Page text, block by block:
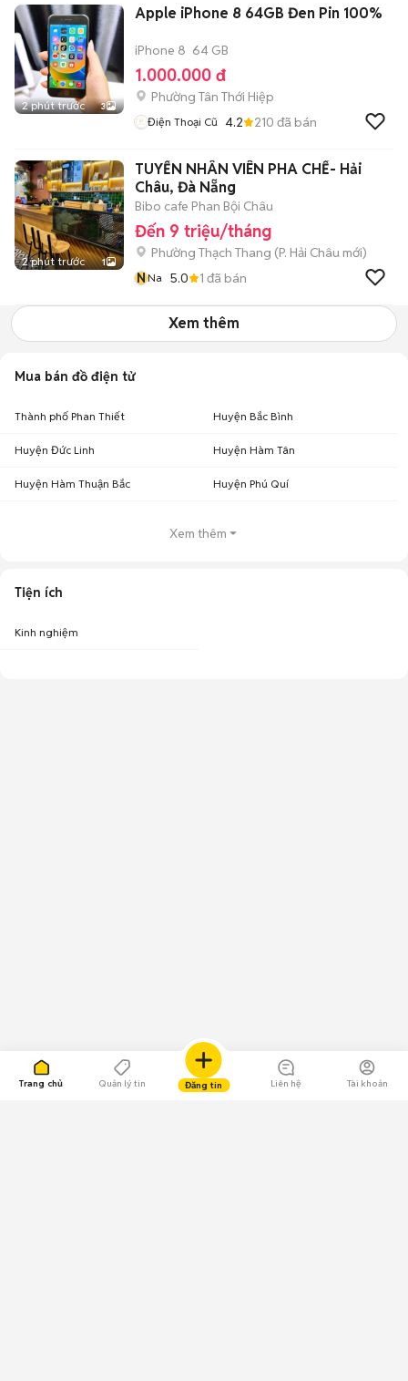
Trang chủ Quản lý tin Đăng tin Liên hệ Tài khoản
2 phút trước 3
Apple iPhone 8 64GB Đen Pin 100%
iPhone 8 64 GB
1.000.000 đ
Phường Tân Thới Hiệp
Điện Thoại Cũ 4.2 210 đã bán
2 phút trước 1
TUYỂN NHÂN VIÊN PHA CHẾ- Hải
Châu, Đà Nẵng
Bibo cafe Phan Bội Châu
Đến 9 triệu/tháng
Phường Thạch Thang (P. Hải Châu mới)
NNa 5.0 1 đã bán
Xem thêm
Mua bán đồ điện tử
Thành phố Phan Thiết Huyện Bắc Bình
Huyện Đức Linh Huyện Hàm Tân
Huyện Hàm Thuận Bắc Huyện Phú Quí
Xem thêm
Tiện ích
Kinh nghiệm